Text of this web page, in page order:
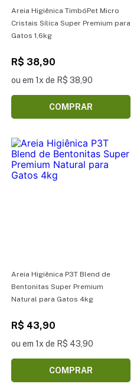
Areia Higiênica TimbóPet Micro
Cristais Sílica Super Premium para
Gatos 1,6kg
R$ 38,90
ou em 1x de R$ 38,90
COMPRAR
Areia Higiênica P3T Blend de
Bentonitas Super Premium
Natural para Gatos 4kg
R$ 43,90
ou em 1x de R$ 43,90
COMPRAR